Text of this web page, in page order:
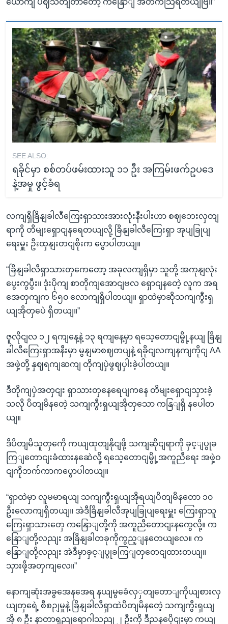
SEE ALSO:
ရခိုင်မှာ စစ်တပ်ဖမ်းထားသူ ၁၁ ဦး အကြမ်းဖက်ဥပဒေ
နဲ့အမှု ဖွင့်ခံရ
လကျရှိခြိနျခါလီကြေးရှာသားအားလုံးနီးပါးဟာ စဈဘေးလှတျ
ရာကို တိမျးရှောငျနရေတယျလို့ ခြိနျခါလီကြေးရှာ အုပျခြုပျ
ရေးမှူး ဦးထှနျးတငျစိုးက ပွောပါတယျ။
“ခြိနျခါလီရှာသားတှကေတော့ အခုလကျရှိမှာ သူတို့ အကုနျလုံး
ပွေးကွပွီး။ ဒုံးပိုကျ စာတိုကျအောငျဗလ ရှောငျနတေဲ့ လူက အရ
အေတှကျက ၆၅၀ လောကျရှိပါတယျ။ ရှာထဲမှာဆိုသကျကွီးရှ
ယျအိုတှပေဲ ရှိတယျ။”
ဇူလိုငျလ ၁၂ ရကျနေ့နဲ့ ၁၃ ရကျနေ့မှာ ရသေ့တောငျမွို့နယျ ခြိနျ
ခါလီကြေးရှာအနီးမှာ မွနျမာစဈတပျနဲ့ ရခိုငျလကျနကျကိုငျ AA
အဖှဲ့တို့ နှဈရကျဆကျ တိုကျပှဲဖွဈပှါးခဲ့ပါတယျ။
ဒီတိုကျပှဲအတှငျး ရှာသားတှနေရေပျကနေ တိမျးရှောငျသှားခဲ့
သလို ပိတျမိနတေဲ့ သကျကွီးရှယျအိုတှသော ကနြျရှိ နပေါတ
ယျ။
ဒီပိတျမိသူတှကေို ကယျထုတျနိုငျဖို့ သကျဆိုငျရာကို ခှင့ျပွုခ
ကြျတောငျးခံထားနဆေဲလို့ ရသေ့တောငျမွို့အကူညီရေး အဖှဲ့ဝ
ငျကိုဘက်ကာကပွောပါတယျ။
“ရှာထဲမှာ လူမမာရယျ သကျကွီးရှယျအိုရယျပိတျမိနတော ၁၀
ဦးလောကျရှိတယျ။ အဲဒီခြိနျခါလီအုပျခြုပျရေးမှူး ကြေးရှာသူ
ကြေးရှာသားတှေ ကနြောျတို့ကို အကူညီတောငျးနကွေလို့။ က
နြောျတို့လညျး အခြိနျခါတခုကိုကွည့ျနတေယျလေ။ က
နြောျတို့လညျး အဲဒီမှာခှင့ျပွုခကြျတှတေငျထားတယျ။
သှားဖို့အတှကျလေ။”
နောကျဆုံးအခွအေနအေရ နယျမွခေံလှှတျတောျကိုယျစားလှ
ယျတှရေဲ့ စီစဉျမှုနဲ့ ခြိနျခါလီရှာထဲပိတျမိနတေဲ့ သကျကွီးရှယျ
အို ၈ ဦး နာတာရှညျရောဂါသညျ ၂ ဦးကို ဒီညနပေိုငျးမှာ ကယျ